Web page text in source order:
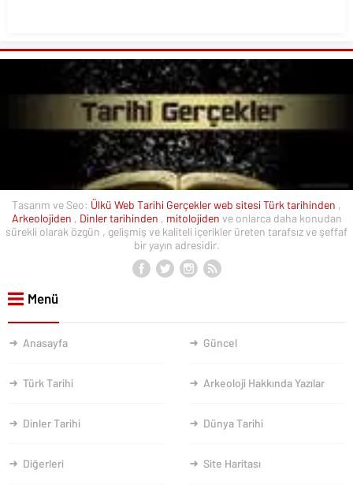
Tasarım ve Seo: Ülkü Web Tarihi Gerçekler web sitesiTürk tarihinden ,
Arkeolojiden , Dinler tarihinden , mitolojiden ve onlarca daha konudan
sürekli olarak özgün , gelişmiş ve kaliteli içerikler üreten tarafsız ve şeffaf
bir yayın adresidir.
Menü
Anasayfa Güncel
Türk Tarihi Arkeoloji Hakkında Yazılar
Dinler Tarihi Dünya Tarihi
Diğerleri Site Haritası